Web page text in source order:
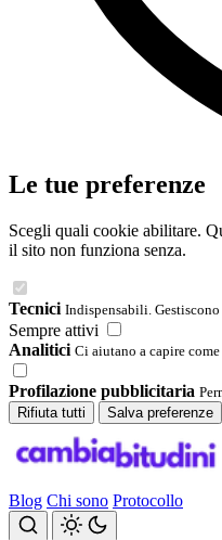
Le tue preferenze
Scegli quali cookie abilitare.
il sito non funziona senza.
Tecnici Indispensabili. Gestiscono
Sempre attivi
Analitici Ci aiutano a capire
Profilazione pubblicitaria
Rifiuta tutti
Salva preferenze
Blog Chi sono Protocollo